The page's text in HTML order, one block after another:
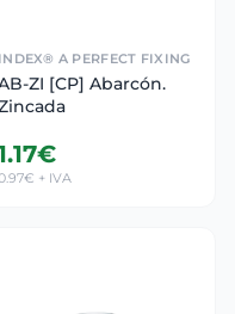
INDEX® A PERFECT FIXING
ZI [CP] Abarcón.
+ IVA